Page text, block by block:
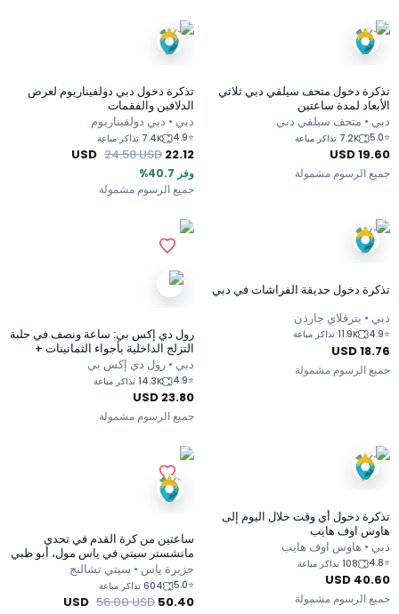
تذكرة دخول متحف سيلفي دبي ثلاثي
الأبعاد لمدة ساعتين
دبي • متحف سيلفي دبي
⭐
5.0 7.2K تذاكر مباعة
19.60
USD
جميع الرسوم مشمولة
تذكرة دخول دبي دولفيناريوم لعرض
الدلافين والفقمات
دبي • دبي دولفيناريوم
⭐
4.9 7.4K تذاكر مباعة
22.12
USD 24.58USD
جميع الرسوم مشمولة
وفر 40.7%
تذكرة دخول حديقة الفراشات في دبي
دبي • بترفلاي جاردن
⭐
4.9 11.9K تذاكر مباعة
18.76
USD
جميع الرسوم مشمولة
رول دي إكس بي: ساعة ونصف في حلبة
التزلج الداخلية بأجواء الثمانينات +
مشروب غازي
دبي • رول دي إكس بي
⭐
4.9 14.3K تذاكر مباعة
23.80
USD
جميع الرسوم مشمولة
تذكرة دخول أي وقت خلال اليوم إلى
هاوس اوف هايب
دبي • هاوس اوف هايب
⭐
4.8 108 تذاكر مباعة
40.60
USD
جميع الرسوم مشمولة
ساعتين من كرة القدم في تحدي
مانشستر سيتي في ياس مول، أبو ظبي
جزيرة ياس • سيتي تشالنج
⭐
5.0 604 تذاكر مباعة
50.40
USD 56.00USD